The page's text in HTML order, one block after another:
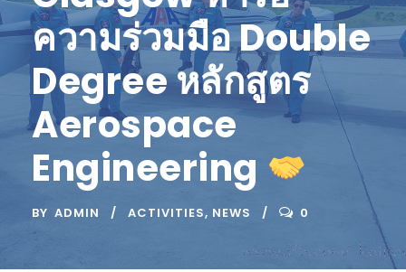
ความร่วมมือ Double
Degree หลักสูตร
Aerospace
Engineering
BY ADMIN ACTIVITIES, NEWS 0